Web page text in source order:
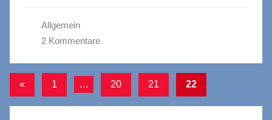
Allgemein
2 Kommentare
Seitennummerierung
der
« Vorherige
1 … 20 21 22